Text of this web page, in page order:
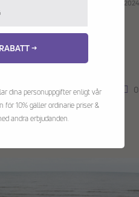
23/02/2024
0
Försök igen senare
→
dina personuppgifter enligt vår
för 10% gäller ordinarie priser &
andra erbjudanden.